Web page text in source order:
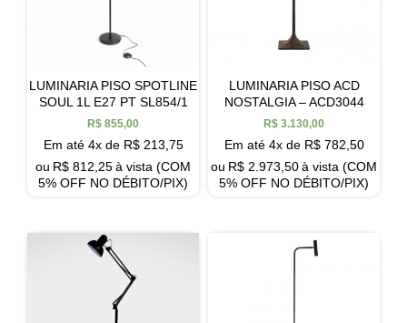
LUMINARIA PISO SPOTLINE
SOUL 1L E27 PT SL854/1
R$ 855,00
Em até 4x de R$213,75
ou R$ 812,25à vista (COM
5% OFF NO DÉBITO/PIX)
LUMINARIA PISO ACD
NOSTALGIA – ACD3044
R$ 3.130,00
Em até 4x de R$782,50
ou R$ 2.973,50à vista (COM
5% OFF NO DÉBITO/PIX)